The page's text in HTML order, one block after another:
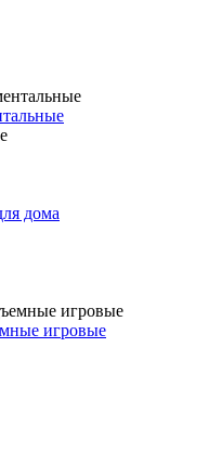
дома
игровые